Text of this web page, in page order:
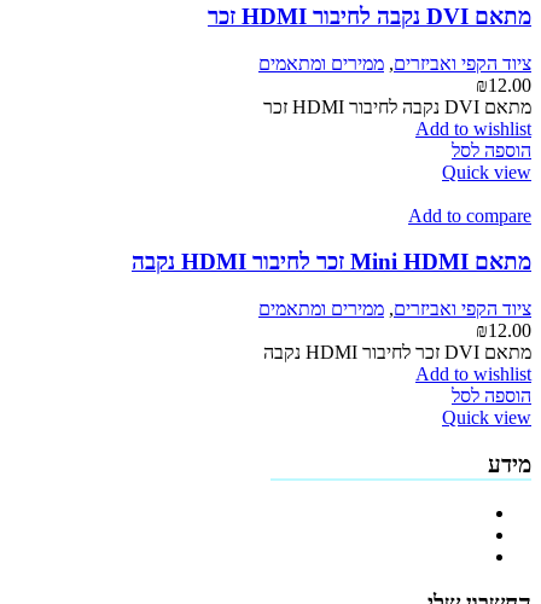
ניתן
לבחור
את
האפשרויות
בעמוד
המוצר
מתאם DVI נקבה לחיבור HDMI זכר
ציוד הקפי ואביזרים, ממירים ומתאמים
₪12.00
מתאם DVI נקבה לחיבור HDMI זכר
Add to wishlist
הוספה לסל
Quick view
Add to compare
מתאם Mini HDMI זכר לחיבור HDMI נקבה
ציוד הקפי ואביזרים, ממירים ומתאמים
₪12.00
מתאם DVI זכר לחיבור HDMI נקבה
Add to wishlist
הוספה לסל
Quick view
מידע